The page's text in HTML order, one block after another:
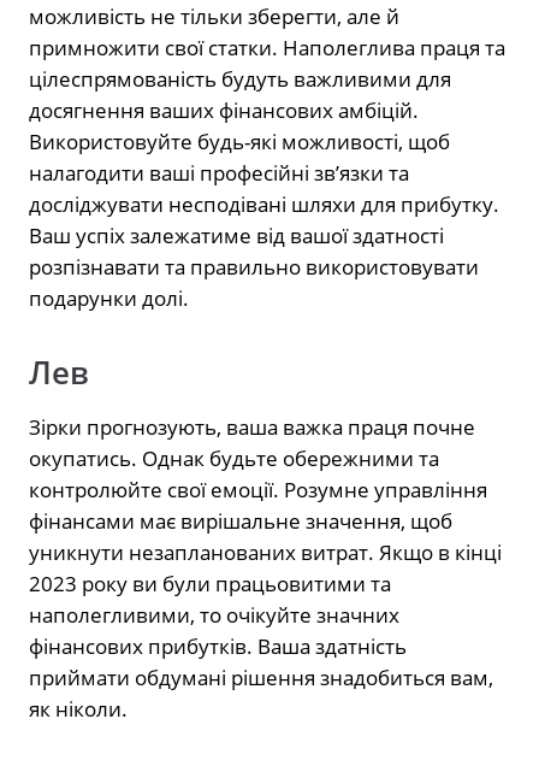
можливість не тільки зберегти, але й
примножити свої статки. Наполеглива праця та
цілеспрямованість будуть важливими для
досягнення ваших фінансових амбіцій.
Використовуйте будь-які можливості, щоб
налагодити ваші професійні зв’язки та
досліджувати несподівані шляхи для прибутку.
Ваш успіх залежатиме від вашої здатності
розпізнавати та правильно використовувати
подарунки долі.
Лев
Зірки прогнозують, ваша важка праця почне
окупатись. Однак будьте обережними та
контролюйте свої емоції. Розумне управління
фінансами має вирішальне значення, щоб
уникнути незапланованих витрат. Якщо в кінці
2023 року ви були працьовитими та
наполегливими, то очікуйте значних
фінансових прибутків. Ваша здатність
приймати обдумані рішення знадобиться вам,
як ніколи.